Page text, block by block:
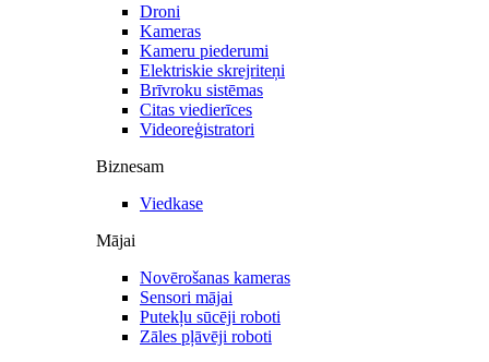
Droni
Kameras
Kameru piederumi
Elektriskie skrejriteņi
Brīvroku sistēmas
Citas viedierīces
Videoreģistratori
Biznesam
Viedkase
Mājai
Novērošanas kameras
Sensori mājai
Putekļu sūcēji roboti
Zāles pļāvēji roboti